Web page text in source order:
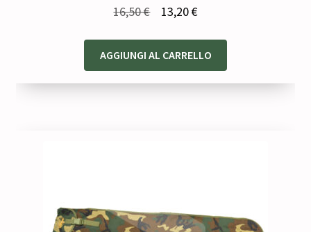
16,50€
originale
era:
13,20€Il
attuale
è:
AGGIUNGI AL CARRELLO